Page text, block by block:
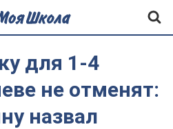
для 1-4
не отменят:
назвал